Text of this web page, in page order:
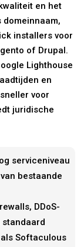
en het
installers voor
of Drupal.
Lighthouse
en
voor
juridische
serviceniveau
bestaande
DDoS-
standaard
Softaculous